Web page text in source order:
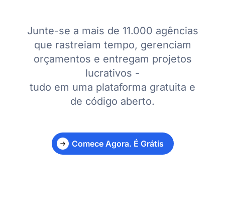
Junte-se a mais de 11.000 agências
que rastreiam tempo, gerenciam
orçamentos e entregam projetos
lucrativos -
tudo em uma plataforma gratuita e
de código aberto.
Comece Agora. É Grátis